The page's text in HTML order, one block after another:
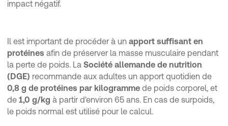
impact négatif.
Il est important de procéder à un apport suffisant en
protéines afin de préserver la masse musculaire pendant
la perte de poids. La Société allemande de nutrition
(DGE) recommande aux adultes un apport quotidien de
0,8 g de protéines par kilogramme de poids corporel, et
de 1,0 g/kg à partir d'environ 65 ans. En cas de surpoids,
le poids normal est utilisé pour le calcul.